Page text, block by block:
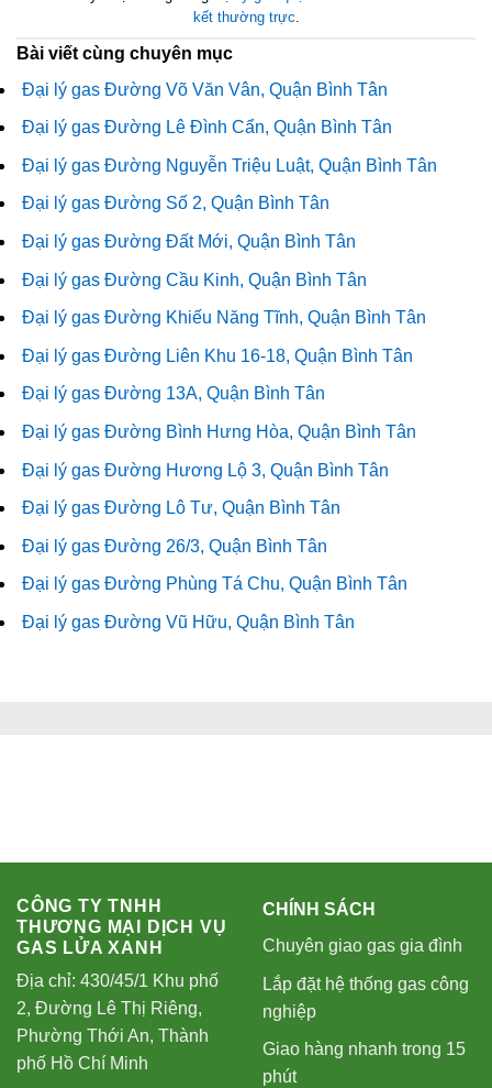
kết thường trực
Bài viết cùng chuyên mục
Đại lý gas Đường Võ Văn Vân, Quận Bình Tân
Đại lý gas Đường Lê Đình Cẩn, Quận Bình Tân
Đại lý gas Đường Nguyễn Triệu Luật, Quận Bình Tân
Đại lý gas Đường Số 2, Quận Bình Tân
Đại lý gas Đường Đất Mới, Quận Bình Tân
Đại lý gas Đường Cầu Kinh, Quận Bình Tân
Đại lý gas Đường Khiếu Năng Tĩnh, Quận Bình Tân
Đại lý gas Đường Liên Khu 16-18, Quận Bình Tân
Đại lý gas Đường 13A, Quận Bình Tân
Đại lý gas Đường Bình Hưng Hòa, Quận Bình Tân
Đại lý gas Đường Hương Lộ 3, Quận Bình Tân
Đại lý gas Đường Lô Tư, Quận Bình Tân
Đại lý gas Đường 26/3, Quận Bình Tân
Đại lý gas Đường Phùng Tá Chu, Quận Bình Tân
Đại lý gas Đường Vũ Hữu, Quận Bình Tân
CÔNG TY TNHH
THƯƠNG MẠI DỊCH VỤ
GAS LỬA XANH
Địa chỉ: 430/45/1 Khu phố
2, Đường Lê Thị Riêng,
Phường Thới An, Thành
phố Hồ Chí Minh
CHÍNH SÁCH
Chuyên giao gas gia đình
Lắp đặt hệ thống gas công
nghiệp
Giao hàng nhanh trong 15
phút